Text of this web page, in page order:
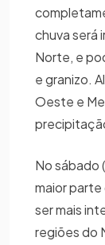
chuva será
Norte, e
e granizo.
Oeste e
No sábado
maior parte
ser mais
regiões do